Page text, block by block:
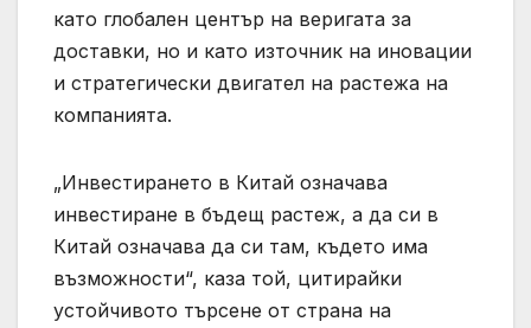
като глобален център на веригата за
доставки, но и като източник на иновации
и стратегически двигател на растежа на
компанията.
„Инвестирането в Китай означава
инвестиране в бъдещ растеж, а да си в
Китай означава да си там, където има
възможности“, каза той, цитирайки
устойчивото търсене от страна на